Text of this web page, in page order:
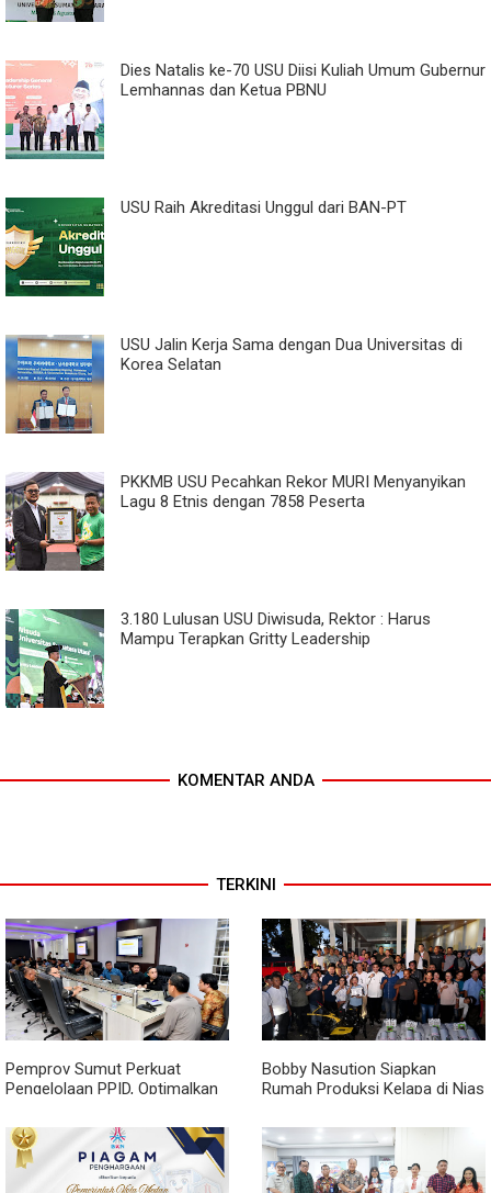
Dies Natalis ke-70 USU Diisi Kuliah Umum Gubernur
Lemhannas dan Ketua PBNU
USU Raih Akreditasi Unggul dari BAN-PT
USU Jalin Kerja Sama dengan Dua Universitas di
Korea Selatan
PKKMB USU Pecahkan Rekor MURI Menyanyikan
Lagu 8 Etnis dengan 7858 Peserta
3.180 Lulusan USU Diwisuda, Rektor : Harus
Mampu Terapkan Gritty Leadership
KOMENTAR ANDA
TERKINI
Pemprov Sumut Perkuat
Pengelolaan PPID, Optimalkan
Nomor 2 Tahun 2026
Bobby Nasution Siapkan
Rumah Produksi Kelapa di Nias